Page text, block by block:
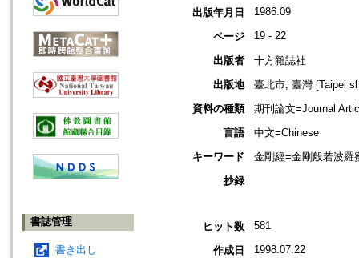
書誌管理
書き出し
出版年月日 1986.09
ページ 19 - 22
出版者
十方雜誌社
出版地
臺北市, 臺灣 [Taipei
資料の種類
期刊論文=Journal
言語
中文=Chinese
キーワード
金剛經=金剛般若波羅
抄録
ヒット数 581
作成日 1998.07.22